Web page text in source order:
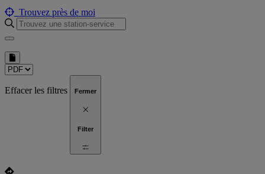
Trouvez près de moi
Effacer les filtres Fermer
Filter